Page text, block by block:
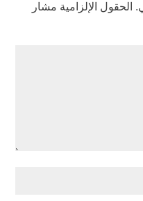
الحقول الإلزامية مشار